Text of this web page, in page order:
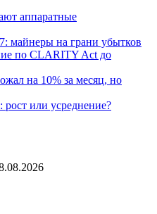
аппаратные
майнеры на грани убытков
по CLARITY Act до
на 10% за месяц, но
или усреднение?